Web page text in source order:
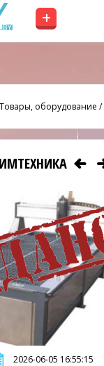
+
оборудование /
2026-06-05 16:55:15